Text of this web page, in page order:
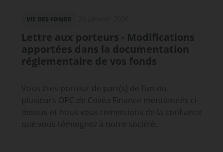
VIE DES FONDS
Lettre aux porteurs - Modifications
apportées dans la documentation
réglementaire de vos fonds
Vous êtes porteur de part(s) de l’un ou
plusieurs OPC de Covéa Finance mentionnés ci-
dessus et nous vous remercions de la confiance
que vous témoignez à notre société.